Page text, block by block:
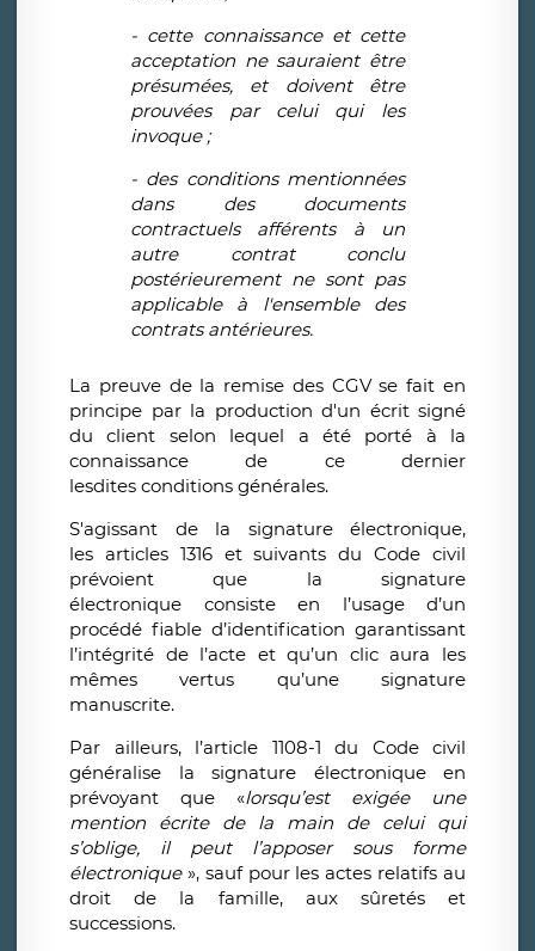
- cette connaissance et cette
acceptation ne sauraient être
présumées, et doivent être
prouvées par celui qui les
invoque ;
- des conditions mentionnées
dans des documents
contractuels afférents à un
autre contrat conclu
postérieurement ne sont pas
applicable à l'ensemble des
contrats antérieures.
La preuve de la remise des CGV se fait en
principe par la production d'un écrit signé
du client selon lequel a été porté à la
connaissance de ce dernier
lesdites conditions générales.
S'agissant de la signature électronique,
les articles 1316 et suivants du Code civil
prévoient que la signature
électronique consiste en l’usage d’un
procédé fiable d’identification garantissant
l’intégrité de l’acte et qu’un clic aura les
mêmes vertus qu’une signature
manuscrite.
Par ailleurs, l’article 1108-1 du Code civil
généralise la signature électronique en
prévoyant que «lorsqu’est exigée une
mention écrite de la main de celui qui
s’oblige, il peut l’apposer sous forme
électronique », sauf pour les actes relatifs au
droit de la famille, aux sûretés et
successions.